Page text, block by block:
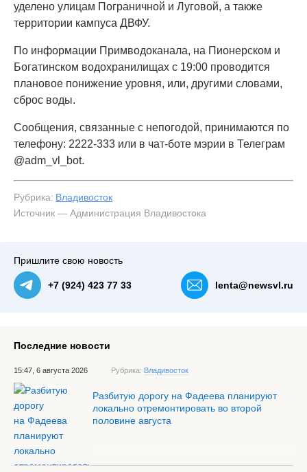
уделено улицам Пограничной и Луговой, а также
территории кампуса ДВФУ.
По информации Примводоканала, на Пионерском и
Богатинском водохранилищах с 19:00 проводится
плановое понижение уровня, или, другими словами,
сброс воды.
Сообщения, связанные с непогодой, принимаются по
телефону: 2222-333 или в чат-боте мэрии в Телеграм
@adm_vl_bot.
Рубрика: Владивосток
Источник — Администрация Владивостока
Пришлите свою новость
+7 (924) 423 77 33 lenta@newsvl.ru
Последние новости
15:47, 6 августа 2026 Рубрика: Владивосток
Разбитую дорогу на Фадеева планируют
локально отремонтировать во второй
половине августа